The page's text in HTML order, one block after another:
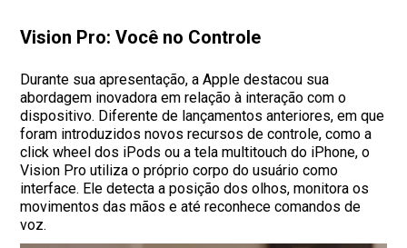
Vision Pro: Você no Controle
Durante sua apresentação, a Apple destacou sua
abordagem inovadora em relação à interação com o
dispositivo. Diferente de lançamentos anteriores, em que
foram introduzidos novos recursos de controle, como a
click wheel dos iPods ou a tela multitouch do iPhone, o
Vision Pro utiliza o próprio corpo do usuário como
interface. Ele detecta a posição dos olhos, monitora os
movimentos das mãos e até reconhece comandos de
voz.